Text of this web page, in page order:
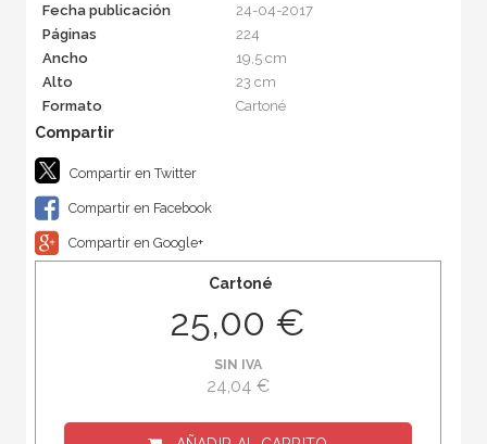
Fecha publicación
24-04-2017
Páginas
224
Ancho
19,5 cm
Alto
23 cm
Formato
Cartoné
Compartir en Twitter
Compartir en Facebook
Compartir en Google+
Cartoné
25,00 €
SIN IVA
24,04 €